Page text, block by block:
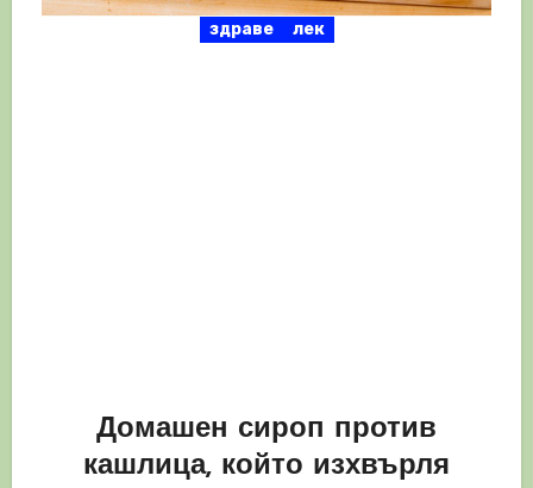
здраве лек
Домашен сироп против
кашлица, който изхвърля